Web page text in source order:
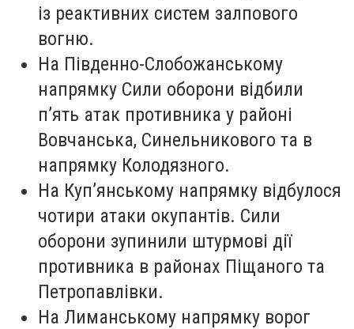
із реактивних систем залпового
вогню.
На Південно-Слобожанському
напрямку Сили оборони відбили
п’ять атак противника у районі
Вовчанська, Синельникового та в
напрямку Колодязного.
На Куп’янському напрямку відбулося
чотири атаки окупантів. Сили
оборони зупинили штурмові дії
противника в районах Піщаного та
Петропавлівки.
На Лиманському напрямку ворог